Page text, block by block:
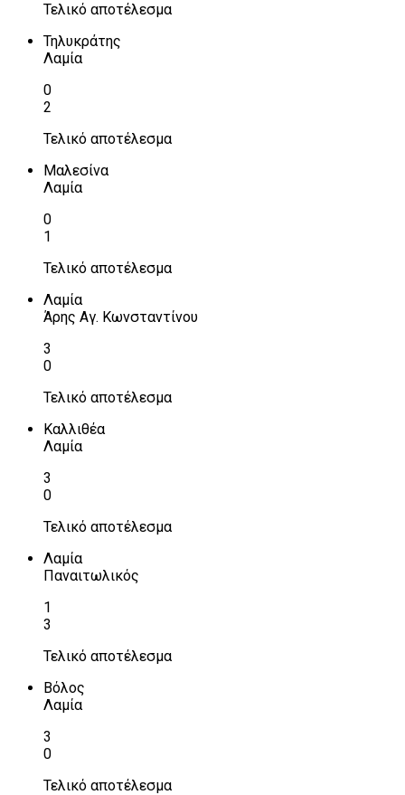
Τελικό αποτέλεσμα
Τηλυκράτης
Λαμία
0
2
Τελικό αποτέλεσμα
Μαλεσίνα
Λαμία
0
1
Τελικό αποτέλεσμα
Λαμία
Άρης Αγ. Κωνσταντίνου
3
0
Τελικό αποτέλεσμα
Καλλιθέα
Λαμία
3
0
Τελικό αποτέλεσμα
Λαμία
Παναιτωλικός
1
3
Τελικό αποτέλεσμα
Βόλος
Λαμία
3
0
Τελικό αποτέλεσμα